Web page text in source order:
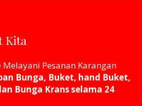
Kita
Pesanan Karangan
Bunga, Buket, hand Buket,
Bunga Krans selama 24